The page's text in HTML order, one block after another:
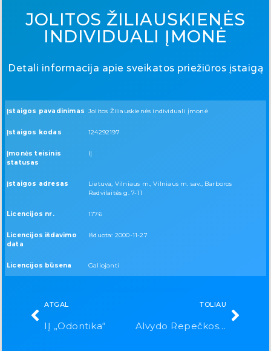
JOLITOS ŽILIAUSKIENĖS
INDIVIDUALI ĮMONĖ
Detali informacija apie sveikatos priežiūros įstaigą
Įstaigos pavadinimas Jolitos Žiliauskienės individuali įmonė
Įstaigos kodas 124292197
Įmonės teisinis
statusas
IĮ
Įstaigos adresas
Lietuva, Vilniaus m., Vilniaus m. sav., Barboros
Radvilaitės g. 7-11
Licencijos nr. 1776
Licencijos išdavimo
data
Išduota: 2000-11-27
Licencijos būsena Galiojanti
ATGAL
IĮ „Odontika“
TOLIAU
Alvydo Repečkos įmonė